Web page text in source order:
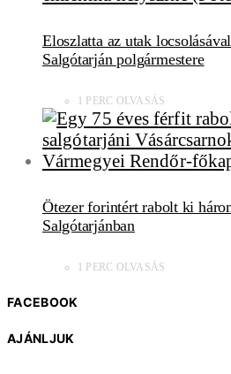
Eloszlatta az utak
Salgótarján polgármestere
1 PERC OLVASÁS
Ötezer forintért rabolt ki
Salgótarjánban
1 PERC OLVASÁS
FACEBOOK
AJÁNLJUK